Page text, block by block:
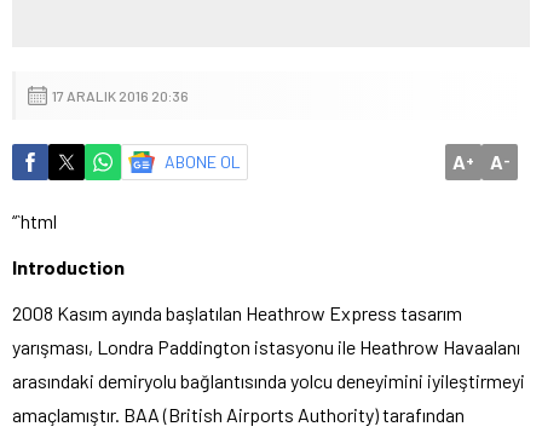
17 ARALIK 2016 20:36
ABONE OL A+ A-
“`html
Introduction
2008 Kasım ayında başlatılan Heathrow Express tasarım
yarışması, Londra Paddington istasyonu ile Heathrow Havaalanı
arasındaki demiryolu bağlantısında yolcu deneyimini iyileştirmeyi
amaçlamıştır. BAA (British Airports Authority) tarafından